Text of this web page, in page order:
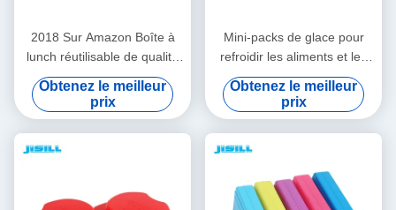
2018 Sur Amazon Boîte à
lunch réutilisable de qualité
alimentaire, refroidisseur,
pack de glace mince et dur
pour sac à lunch, aspect
transparent
Obtenez le meilleur
prix
Mini-packs de glace pour
refroidir les aliments et les
boissons dans les boîtes à
lunch, les pique-niques et
plus encore. Polyvalents,
portables et réutilisables
pour le camping, la pêche et
plus encore.
Obtenez le meilleur
prix